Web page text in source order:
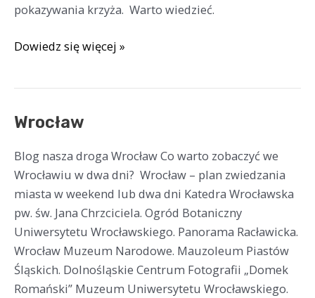
pokazywania krzyża. Warto wiedzieć.
Dowiedz się więcej »
Wrocław
Blog nasza droga Wrocław Co warto zobaczyć we
Wrocławiu w dwa dni? Wrocław – plan zwiedzania
miasta w weekend lub dwa dni Katedra Wrocławska
pw. św. Jana Chrzciciela. Ogród Botaniczny
Uniwersytetu Wrocławskiego. Panorama Racławicka.
Wrocław Muzeum Narodowe. Mauzoleum Piastów
Śląskich. Dolnośląskie Centrum Fotografii „Domek
Romański” Muzeum Uniwersytetu Wrocławskiego.
Wrocław